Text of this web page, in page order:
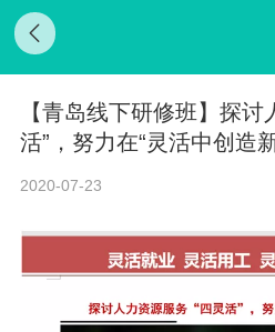
【青岛线下研修班】探讨
活”，努力在“灵活中创造
2020-07-23